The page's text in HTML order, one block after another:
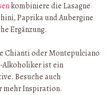
kombiniere die Lasagne
Paprika und Aubergine
Ergänzung.
Chianti oder Montepulciano
Alkoholiker ist ein
Besuche auch
mehr Inspiration.